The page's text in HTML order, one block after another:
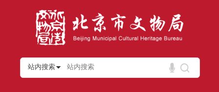
站内搜索